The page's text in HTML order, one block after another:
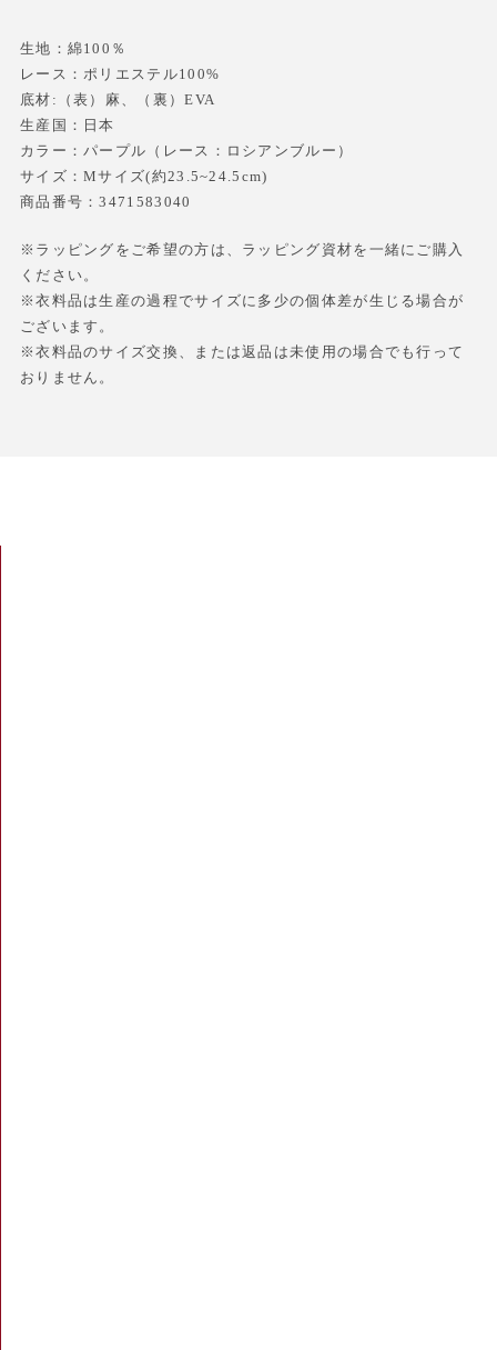
生地：綿100％
レース：ポリエステル100%
底材:（表）麻、（裏）EVA
生産国：日本
カラー：パープル（レース：ロシアンブルー）
サイズ：Mサイズ(約23.5~24.5cm)
商品番号：3471583040
※ラッピングをご希望の方は、ラッピング資材を一緒にご購入
ください。
※衣料品は生産の過程でサイズに多少の個体差が生じる場合が
ございます。
※衣料品のサイズ交換、または返品は未使用の場合でも行って
おりません。